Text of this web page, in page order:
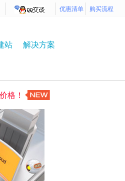
优惠清单 购买流程
站 解决方案
格！